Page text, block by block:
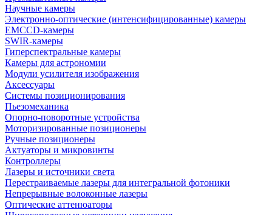
Научные камеры
Электронно-оптические (интенсифицированные) камеры
EMCCD-камеры
SWIR-камеры
Гиперспектральные камеры
Камеры для астрономии
Модули усилителя изображения
Аксессуары
Системы позиционирования
Пьезомеханика
Опорно-поворотные устройства
Моторизированные позиционеры
Ручные позиционеры
Актуаторы и микровинты
Контроллеры
Лазеры и источники света
Перестраиваемые лазеры для интегральной фотоники
Непрерывные волоконные лазеры
Оптические аттенюаторы